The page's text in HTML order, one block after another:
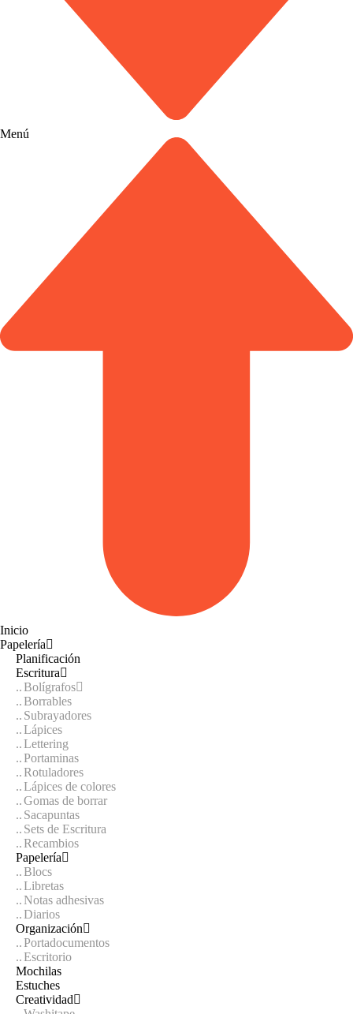
Inicio
Papelería
Planificación
Escritura
Bolígrafos
Borrables
Subrayadores
Lápices
Lettering
Portaminas
Rotuladores
Lápices de colores
Gomas de borrar
Sacapuntas
Sets de Escritura
Recambios
Papelería
Blocs
Libretas
Notas adhesivas
Diarios
Organización
Portadocumentos
Escritorio
Mochilas
Estuches
Creatividad